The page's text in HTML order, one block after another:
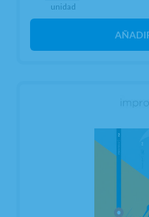
unidad